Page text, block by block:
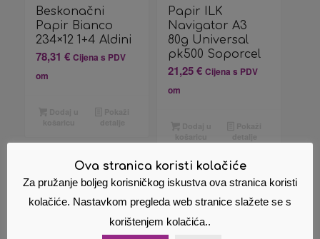
Beskonačni
Papir Bianco
234×12 1+4 Aldini
78,31 € Cijena s PDV
om
Papir ILK
Navigator A3
80g Universal
pk500 Soporcel
21,25€ Cijena s PDV
om
Ova stranica koristi kolačiće
Za pružanje boljeg korisničkog iskustva ova stranica koristi
kolačiće. Nastavkom pregleda web stranice slažete se s
korištenjem kolačića..